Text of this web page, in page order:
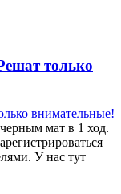
только
мат в 1 ход.
У нас тут